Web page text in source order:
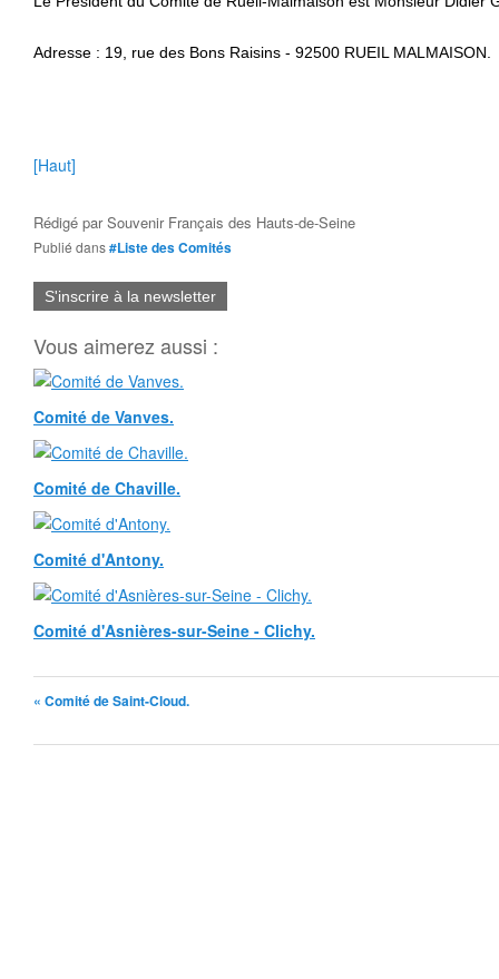
Adresse : 19, rue des Bons Raisins - 92500 RUEIL MALMAISON.
[Haut]
Rédigé parSouvenir Français des Hauts-de-Seine
Publié dans#Liste des Comités
S'inscrire à la newsletter
Vous aimerez aussi :
Comité de Vanves.
Comité de Chaville.
Comité d'Antony.
Comité d'Asnières-sur-Seine - Clichy.
« Comité de Saint-Cloud.